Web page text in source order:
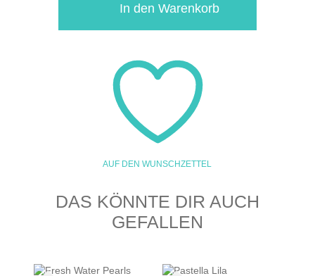
In den Warenkorb
AUF DEN WUNSCHZETTEL
DAS KÖNNTE DIR AUCH
GEFALLEN